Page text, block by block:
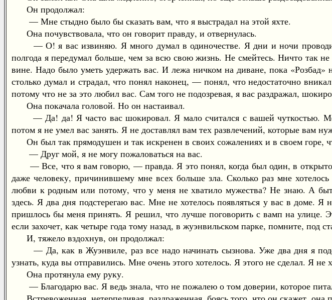
Он продолжал:
— Мне стыдно было бы сказать вам, что я выстрадал на этой яхте.
Она почувствовала, что он говорит правду, и отвернулась.
— О! я вас извиняю. Я много думал в одиночестве. Я дни и ночи
полгода я передумал больше, чем за всю свою жизнь. Не смейтесь. Ничто так
вине. Надо было уметь удержать вас. И лежа ничком на диване, пока
столько думал и страдал, что понял наконец, — понял, что недостаточно
потому что не за это любил вас. Сам того не подозревая, я вас раздражал,
Она покачала головой. Но он настаивал.
— Да! да! Я часто вас шокировал. Я мало считался с вашей чуткостью.
потом я не умел вас занять. Я не доставлял вам тех развлечений, которые вам
Он был так прямодушен и так искренен в своих сожалениях и в своем горе,
— Друг мой, я не могу пожаловаться на вас.
— Все, что я вам говорю, — правда. Я это понял, когда был один, в
даже человеку, причинившему мне всех больше зла. Сколько раз мне
любви к родным или потому, что у меня не хватило мужества? Не знаю. А
здесь. Я два дня подстерегаю вас. Мне не хотелось появляться у вас в доме.
пришлось бы меня принять. Я решил, что лучше поговорить с вамп на улице.
если захочет, как четыре года тому назад, в жуэнвильском парке, помните, под
И, тяжело вздохнув, он продолжал:
— Да, как в Жуэнвиле, раз все надо начинать сызнова. Уже два дня я
узнать, куда вы отправились. Мне очень этого хотелось. Я этого не сделал. Я не
Она протянула ему руку.
— Благодарю вас. Я ведь знала, что не пожалею о том доверии, которое